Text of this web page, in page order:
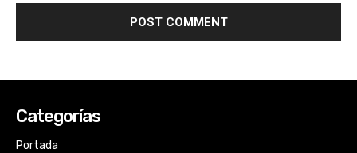
Categorías
Portada